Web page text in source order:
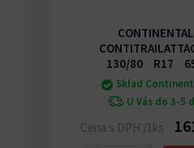
CONTINENTAL
130/80 R17
Sklad
U Vás do 3-5
Cena s DPH /1ks